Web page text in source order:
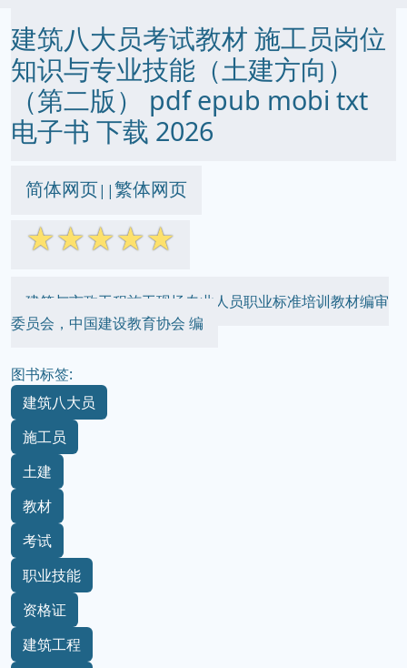
建筑八大员考试教材 施工员岗位
知识与专业技能（土建方向）
（第二版） pdf epub mobi txt
电子书 下载 2026
简体网页||繁体网页
☆☆☆☆☆
建筑与市政工程施工现场专业人员职业标准培训教材编审
委员会，中国建设教育协会 编
图书标签:
建筑八大员
施工员
土建
教材
考试
职业技能
资格证
建筑工程